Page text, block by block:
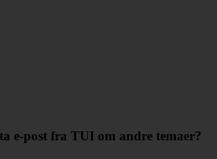
e-post fra TUI om andre temaer?